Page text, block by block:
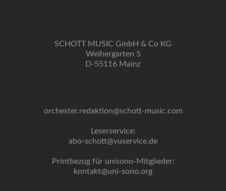
SCHOTT MUSIC GmbH & Co KG
Weihergarten 5
D-55116 Mainz
orchester.redaktion@schott-music.com
Leserservice:
abo-schott@vuservice.de
Printbezug für unisono-Mitglieder:
kontakt@uni-sono.org